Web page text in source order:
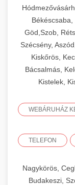
Göd,Szob,
Szécsény,
Kiskőrös,
Bácsalmás,
Kistelek,
WEBÁRUHÁZ
TELEFON
Nagykörös,
Budakeszi,